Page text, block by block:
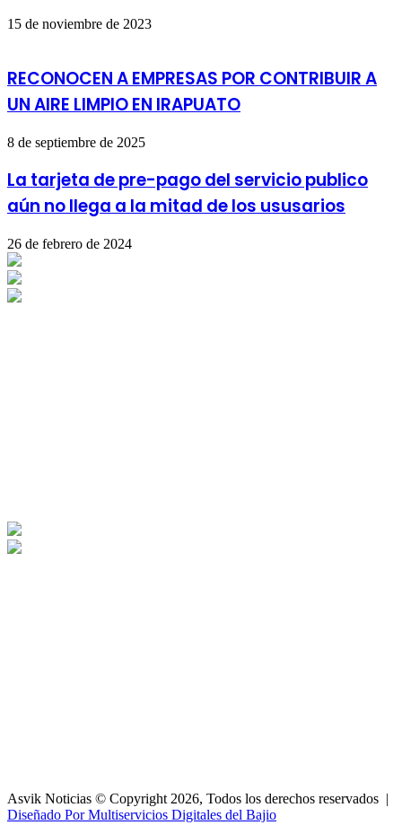
15 de noviembre de 2023
RECONOCEN A EMPRESAS POR CONTRIBUIR A
UN AIRE LIMPIO EN IRAPUATO
8 de septiembre de 2025
La tarjeta de pre-pago del servicio publico
aún no llega a la mitad de los ususarios
26 de febrero de 2024
Asvik Noticias © Copyright 2026, Todos los derechos reservados |
Diseñado Por Multiservicios Digitales del Bajio